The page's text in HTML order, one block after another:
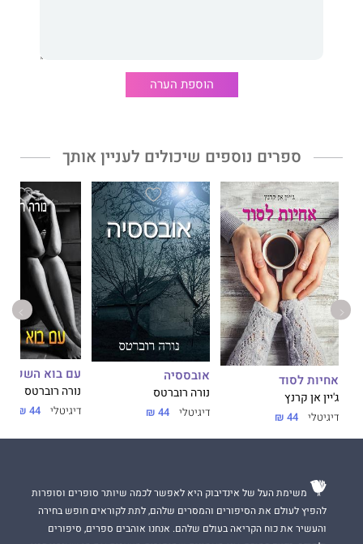
מביא בספרו הייחודי והמרתק תגלית ששינתה את חייו
ספריו הגיעו לראש רשימת רבי המכר של הניו יורק טיימס. כמו כן,
הוא השתתף בכנסים בינלאומיים שבחנו את תפקיד הרוחניות בתחום
הטכנולוגי.
בנוסף, עבד בעבר כמתכנת מערכות בכיר, כגיאולוג מחשבים וכאחראי
למבצעים טכניים, ונחשב לבר-סמכא בנושא הגישור בין חכמת העבר
למדע ולטכנולוגיה של ימינו, היכול להוביל לשלום בר-קיימא בעתיד.
בראדן חוצה את גבולות המדע והרוחניות המסורתיים ומציע פתרונות
רבי משמעות לאתגרים בפניהם אנו ניצבים כיום.
הוספת הערה
ספרים נוספים שיכולים לעניין אותך
אחיות לסוד
ג'יין אן קרנץ
דיגיטלי 44 ₪
אובססיה
נורה רוברטס
דיגיטלי 44 ₪
עם בוא
נורה רוברטס
דיגיטלי 44 ₪
משימת העל של אינדיבוק היא לאפשר לכמה שיותר סופרים וסופרות
להפיץ לעולם את הסיפורים והמסרים שלהם, לתת לקוראים חופש בחירה
והעשיר את כוח הקריאה בעולם שלהם. אנחנו אוהבים ספרים, סיפורים